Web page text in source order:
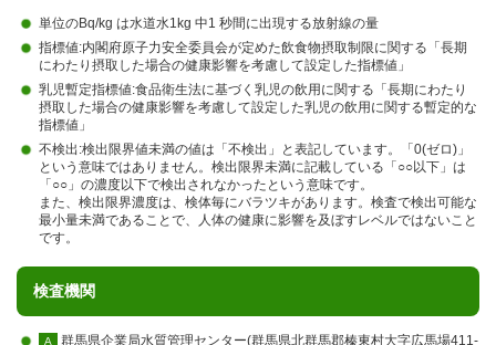
タ
ー
生
験
セ
ン
タ
セ
ン
タ
ー
局
質
検
査
セ
タ
ー
単位のBq/kg は水道水1kg 中1 秒間に出現する放射線の量
指標値:内閣府原子力安全委員会が定めた飲食物摂取制限に関する「長期
にわたり摂取した場合の健康影響を考慮して設定した指標値」
乳児暫定指標値:食品衛生法に基づく乳児の飲用に関する「長期にわたり
摂取した場合の健康影響を考慮して設定した乳児の飲用に関する暫定的な
指標値」
不検出:検出限界値未満の値は「不検出」と表記しています。「0(ゼロ)」
という意味ではありません。検出限界未満に記載している「○○以下」は
「○○」の濃度以下で検出されなかったという意味です。
また、検出限界濃度は、検体毎にバラツキがあります。検査で検出可能な
最小量未満であることで、人体の健康に影響を及ぼすレベルではないこと
です。
検査機関
A 群馬県企業局水質管理センター(群馬県北群馬郡榛東村大字広馬場411-